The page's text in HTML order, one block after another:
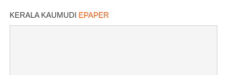
KERALA KAUMUDI EPAPER